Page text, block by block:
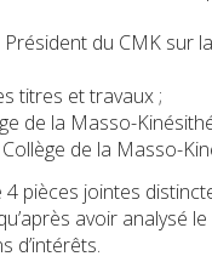
du CMK sur
titres et travaux ;
de la Masso-
de la Masso-
pièces jointes
avoir analysé
d’intérêts.